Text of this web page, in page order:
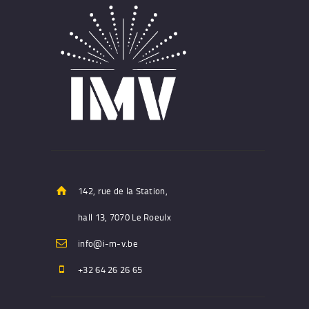
142, rue de la Station,
hall 13, 7070 Le Roeulx
info@i-m-v.be
+32 64 26 26 65